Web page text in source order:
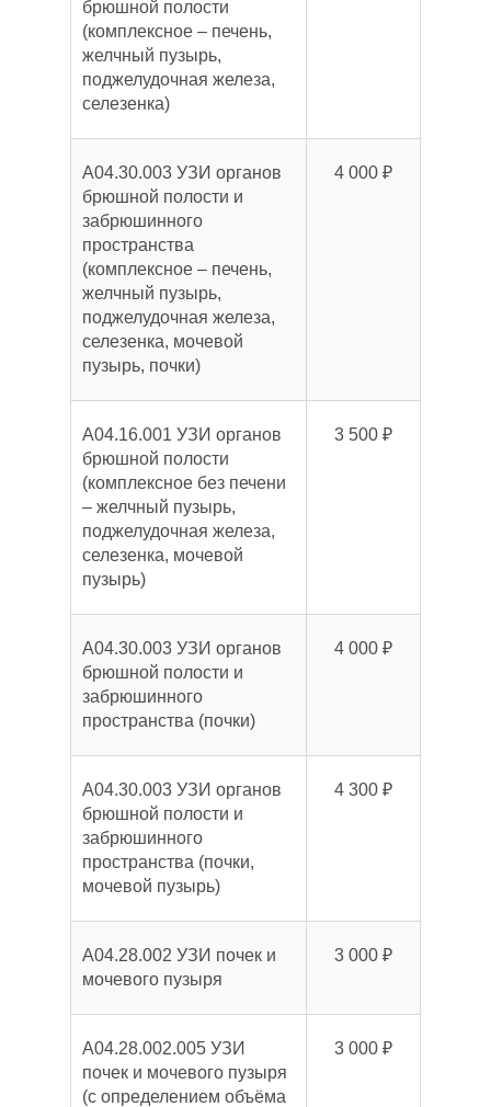
брюшной полости
(комплексное – печень,
желчный пузырь,
поджелудочная железа,
селезенка)
A04.30.003 УЗИ органов
брюшной полости и
забрюшинного
пространства
(комплексное – печень,
желчный пузырь,
поджелудочная железа,
селезенка, мочевой
пузырь, почки)
4 000 ₽
A04.16.001 УЗИ органов
брюшной полости
(комплексное без печени
– желчный пузырь,
поджелудочная железа,
селезенка, мочевой
пузырь)
3 500 ₽
А04.30.003 УЗИ органов
брюшной полости и
забрюшинного
пространства (почки)
4 000 ₽
А04.30.003 УЗИ органов
брюшной полости и
забрюшинного
пространства (почки,
мочевой пузырь)
4 300 ₽
A04.28.002 УЗИ почек и
мочевого пузыря
3 000 ₽
A04.28.002.005 УЗИ
почек и мочевого пузыря
(с определением объёма
3 000 ₽